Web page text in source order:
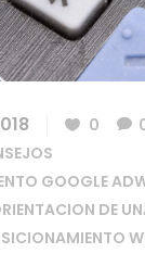
0
GOOGLE
DE